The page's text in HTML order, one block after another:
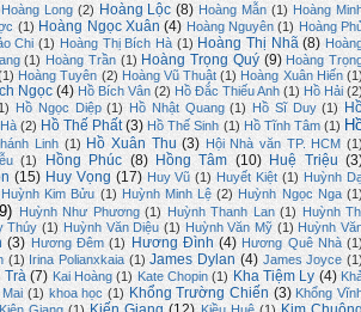
Hoàng Long (2) Hoàng Lộc (8) Hoàng Mẫn (1) Hoàng
(1) Hoàng Ngọc Xuân (4) Hoàng Nguyên (1) Hoàng
Chi (1) Hoàng Thị Bích Hà (1) Hoàng Thị Nhã (8)
(1) Hoàng Trần (1) Hoàng Trọng Quý (9) Hoàng
Hoàng Tuyên (2) Hoàng Vũ Thuật (1) Hoàng Xuân Hiến
Ngọc (4) Hồ Bích Vân (2) Hồ Đắc Thiếu Anh (1) Hồ Hải
Hồ Ngọc Diệp (1) Hồ Nhật Quang (1) Hồ Sĩ Duy (1)
(2) Hồ Thế Phất (3) Hồ Thế Sinh (1) Hồ Tĩnh Tâm (1)
Linh (1) Hồ Xuân Thu (3) Hội Nhà văn TP. HCM
(1) Hồng Phúc (8) Hồng Tâm (10) Huệ Triệu
(15) Huy Vọng (17) Huy Vũ (1) Huyết Kiệt (1) Huỳnh
Huỳnh Kim Bửu (1) Huỳnh Minh Lệ (2) Huỳnh Ngọc Nga
Huỳnh Như Phương (1) Huỳnh Thanh Lan (1) Huỳnh
Thúy (1) Huỳnh Văn Diệu (1) Huỳnh Văn Mỹ (1) Huỳnh
(3) Hương Đêm (1) Hương Đình (4) Hương Quê Nhà
(1) Irina Polianxkaia (1) James Dylan (4) James Joyce
Trà (7) Kai Hoàng (1) Kate Chopin (1) Kha Tiệm Ly (4)
Mai (1) khoa học (1) Khổng Trường Chiến (3) Khổng